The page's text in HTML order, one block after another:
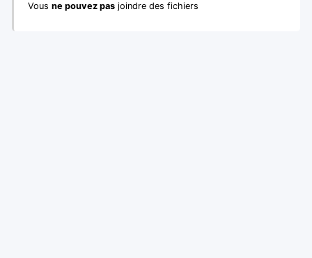
Vous ne pouvez pas joindre des fichiers